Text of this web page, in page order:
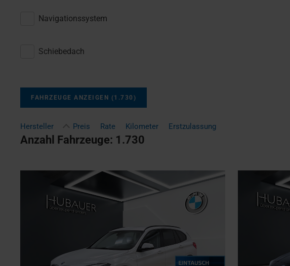
Navigationssystem
Schiebedach
FAHRZEUGE ANZEIGEN (1.730 )
Hersteller Preis Rate Kilometer Erstzulassung
Anzahl Fahrzeuge: 1.730